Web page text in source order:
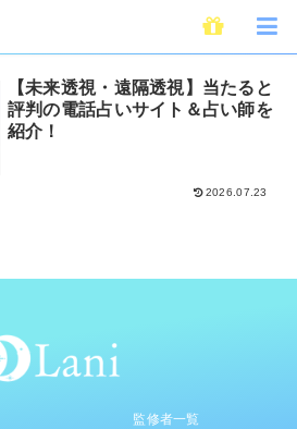
【未来透視・遠隔透視】当たると
評判の電話占いサイト＆占い師を
紹介！
2026.07.23
監修者一覧